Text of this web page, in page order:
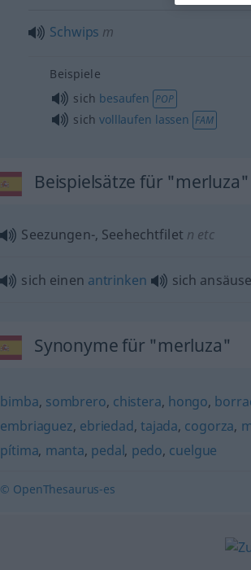
Schwips m
Beispiele
sich besaufen POP
sichvolllaufen lassen FAM
Beispielsätze für "merluza"
Seezungen-, Seehechtfilet n etc
sich einen antrinken sich
Synonyme für "merluza"
bimba, sombrero, chistera, hongo,
embriaguez, ebriedad,tajada, cogorza,
pítima, manta, pedal, pedo, cuelgue
© OpenThesaurus-es